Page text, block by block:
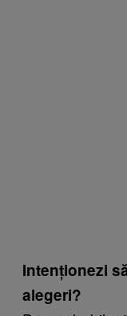
Intenționezi
alegeri?